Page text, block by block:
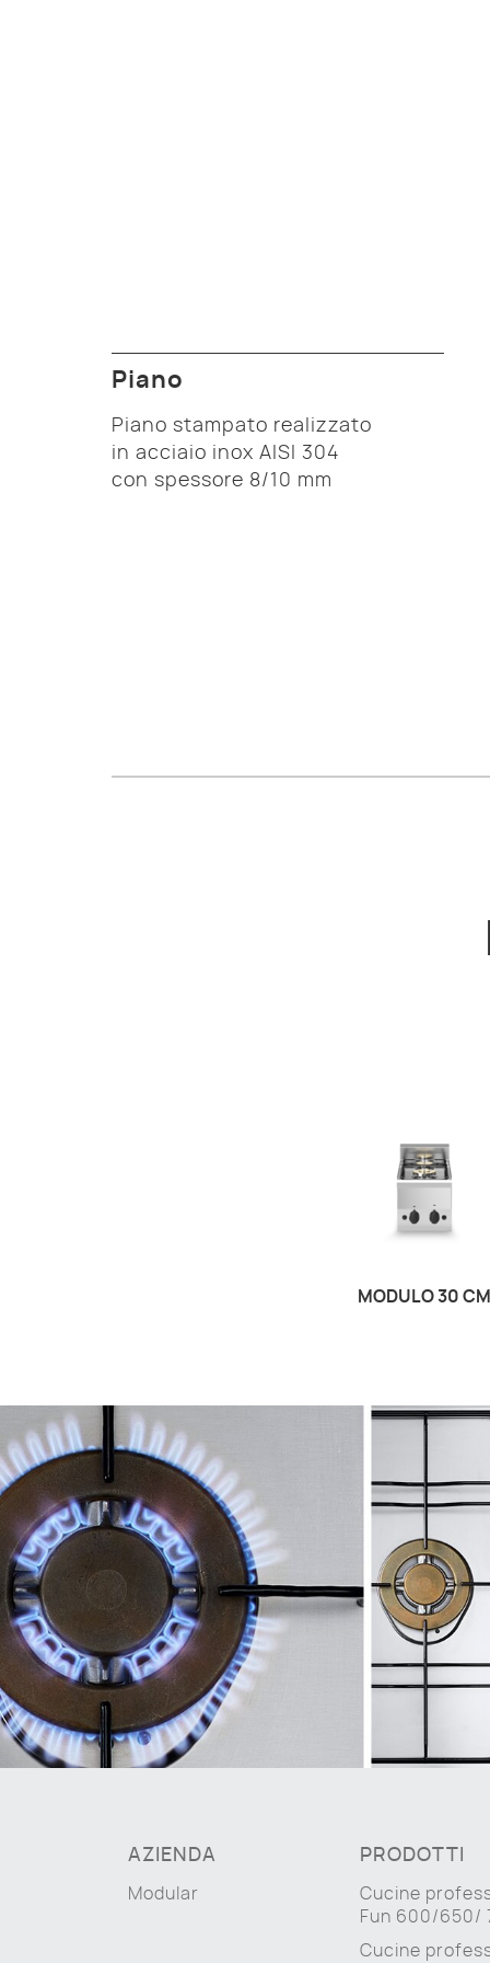
Piano
Piano stampato realizzato
in acciaio inox AISI 304
con spessore 8/10 mm
MODULO 30
AZIENDA
Modular
PRODOTTI
Cucine
Fun 600/650/
Cucine